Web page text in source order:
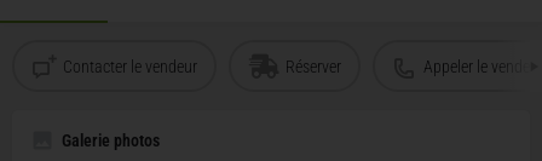
Contacter le vendeur Réserver Appeler le vendeur
Galerie photos